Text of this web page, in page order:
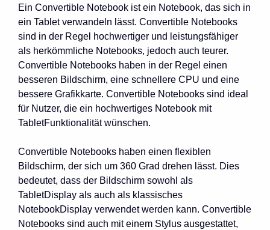
Ein Convertible Notebook ist ein Notebook, das sich in
ein Tablet verwandeln lässt. Convertible Notebooks
sind in der Regel hochwertiger und leistungsfähiger
als herkömmliche Notebooks, jedoch auch teurer.
Convertible Notebooks haben in der Regel einen
besseren Bildschirm, eine schnellere CPU und eine
bessere Grafikkarte. Convertible Notebooks sind ideal
für Nutzer, die ein hochwertiges Notebook mit
TabletFunktionalität wünschen.
Convertible Notebooks haben einen flexiblen
Bildschirm, der sich um 360 Grad drehen lässt. Dies
bedeutet, dass der Bildschirm sowohl als
TabletDisplay als auch als klassisches
NotebookDisplay verwendet werden kann. Convertible
Notebooks sind auch mit einem Stylus ausgestattet,